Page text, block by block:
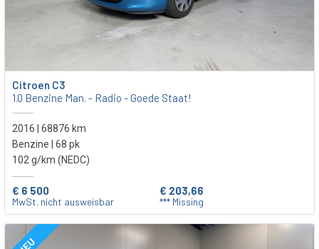
Citroen C3
1.0 Benzine Man. - Radio - Goede Staat!
2016 | 68876 km
Benzine | 68 pk
102 g/km (NEDC)
€ 6 500
MwSt. nicht ausweisbar
€ 203,66
*** Missing